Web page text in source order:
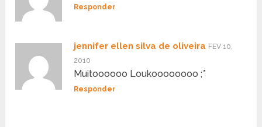
Responder
jennifer ellen silva de oliveira FEV 10,
2010
Muitoooooo Loukoooooooo ;*
Responder